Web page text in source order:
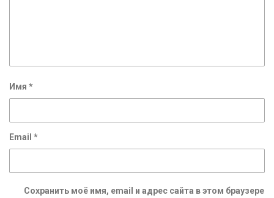
Имя *
Email *
Сохранить моё имя, email и адрес сайта в этом браузере